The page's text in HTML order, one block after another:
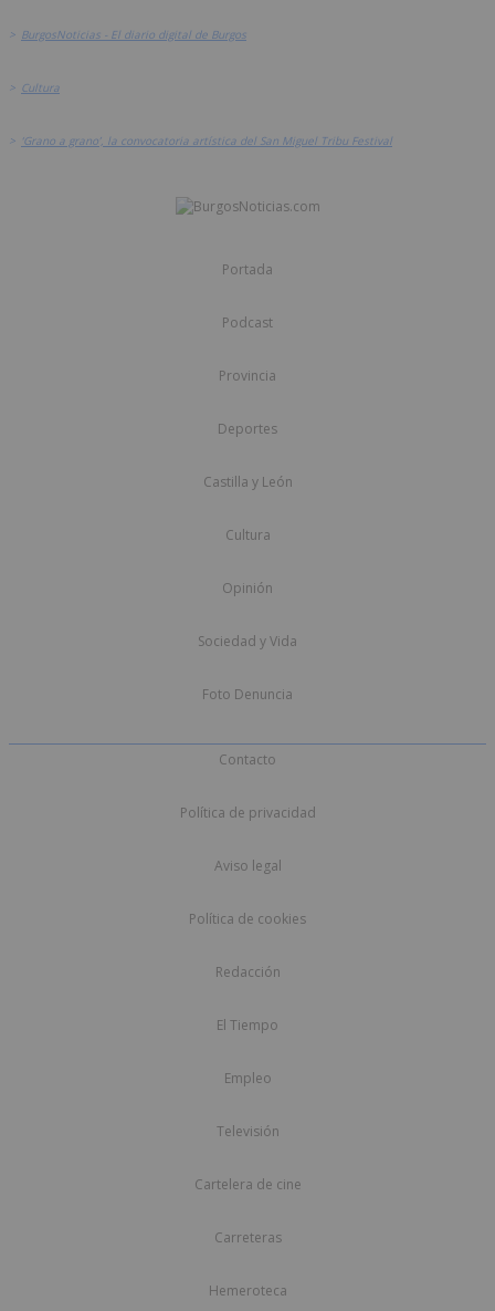
> BurgosNoticias - El diario digital de Burgos
> Cultura
> ‘Grano a grano’, la convocatoria artística del San Miguel Tribu Festival
Portada
Podcast
Provincia
Deportes
Castilla y León
Cultura
Opinión
Sociedad y Vida
Foto Denuncia
Contacto
Política de privacidad
Aviso legal
Política de cookies
Redacción
El Tiempo
Empleo
Televisión
Cartelera de cine
Carreteras
Hemeroteca